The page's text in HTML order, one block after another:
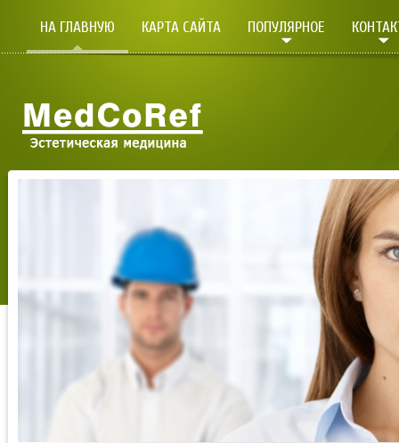
НА ГЛАВНУЮ КАРТА САЙТА ПОПУЛЯРНОЕ